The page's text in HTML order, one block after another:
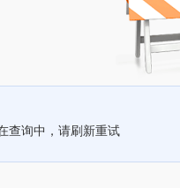
查询中，请刷新重试